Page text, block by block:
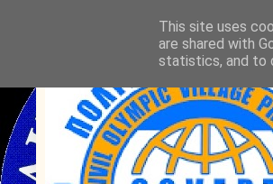
This site uses
are shared with
statistics, and to